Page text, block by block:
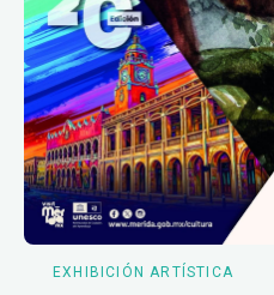
EXHIBICIÓN ARTÍSTICA